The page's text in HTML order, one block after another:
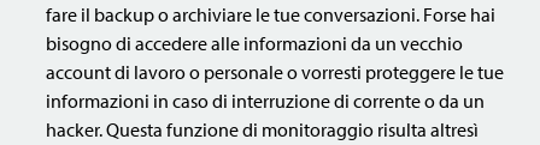
fare il backup o archiviare le tue conversazioni. Forse hai
bisogno di accedere alle informazioni da un vecchio
account di lavoro o personale o vorresti proteggere le tue
informazioni in caso di interruzione di corrente o da un
hacker. Questa funzione di monitoraggio risulta altresì